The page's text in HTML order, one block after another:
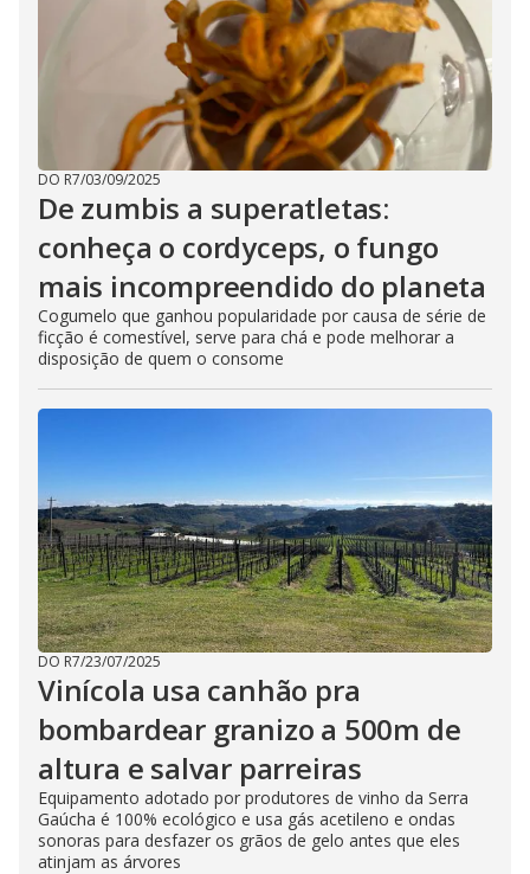
DO R7/03/09/2025
De zumbis a superatletas:
conheça o cordyceps, o fungo
mais incompreendido do planeta
Cogumelo que ganhou popularidade por causa de série de
ficção é comestível, serve para chá e pode melhorar a
disposição de quem o consome
DO R7/23/07/2025
Vinícola usa canhão pra
bombardear granizo a 500m de
altura e salvar parreiras
Equipamento adotado por produtores de vinho da Serra
Gaúcha é 100% ecológico e usa gás acetileno e ondas
sonoras para desfazer os grãos de gelo antes que eles
atinjam as árvores